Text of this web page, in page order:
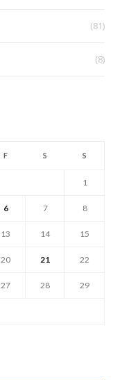
(81)
(8)
F S S
1
6 7 8
13 14 15
20 21 22
27 28 29